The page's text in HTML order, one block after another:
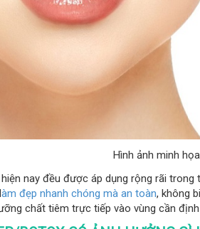
Hình ảnh minh
nay đều được áp dụng rộng rãi
àm đẹp nhanh chóng mà an toàn, không
chất tiêm trực tiếp vào vùng cần định